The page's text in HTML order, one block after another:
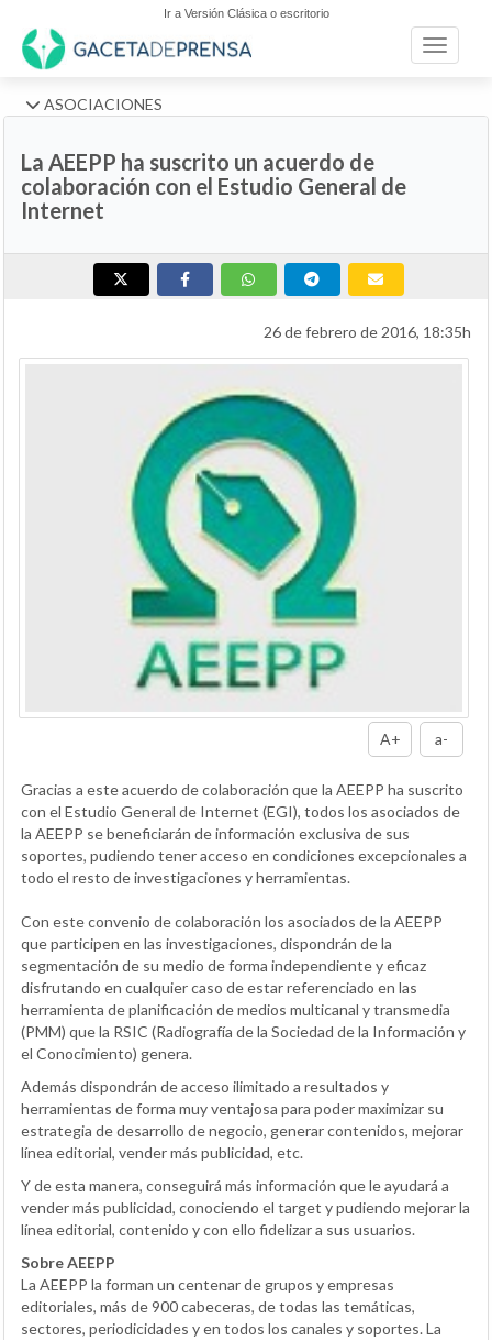
Ir a Versión Clásica o escritorio
Toggle
ASOCIACIONES
La AEEPP ha suscrito un acuerdo de
colaboración con el Estudio General de
Internet
26 de febrero de 2016, 18:35h
A+ a-
Gracias a este acuerdo de colaboración que la AEEPP ha suscrito
con el Estudio General de Internet (EGI), todos los asociados de
la AEEPP se beneficiarán de información exclusiva de sus
soportes, pudiendo tener acceso en condiciones excepcionales a
todo el resto de investigaciones y herramientas.
Con este convenio de colaboración los asociados de la AEEPP
que participen en las investigaciones, dispondrán de la
segmentación de su medio de forma independiente y eficaz
disfrutando en cualquier caso de estar referenciado en las
herramienta de planificación de medios multicanal y transmedia
(PMM) que la RSIC (Radiografía de la Sociedad de la Información y
el Conocimiento) genera.
Además dispondrán de acceso ilimitado a resultados y
herramientas de forma muy ventajosa para poder maximizar su
estrategia de desarrollo de negocio, generar contenidos, mejorar
línea editorial, vender más publicidad, etc.
Y de esta manera, conseguirá más información que le ayudará a
vender más publicidad, conociendo el target y pudiendo mejorar la
línea editorial, contenido y con ello fidelizar a sus usuarios.
Sobre AEEPP
La AEEPP la forman un centenar de grupos y empresas
editoriales, más de 900 cabeceras, de todas las temáticas,
sectores, periodicidades y en todos los canales y soportes. La